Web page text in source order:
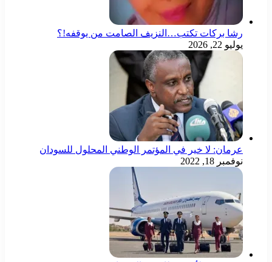
رشا بركات تكتب…النزيف الصامت من يوقفه!؟
يوليو 22, 2026
عرمان: لا خير في المؤتمر الوطني المحلول للسودان
نوفمبر 18, 2022